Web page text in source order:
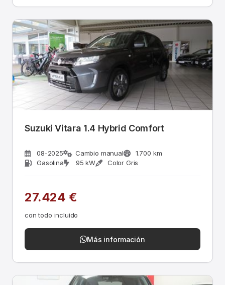
Suzuki Vitara 1.4 Hybrid Comfort
08-2025 Cambio manual
1.700 km
Gasolina
95 kW Color Gris
27.424 €
con todo incluido
Más información